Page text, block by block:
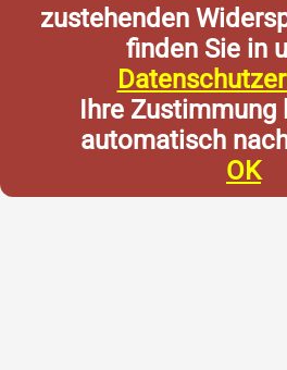
zustehenden
finden Sie in
Ihre
automatisch
OK